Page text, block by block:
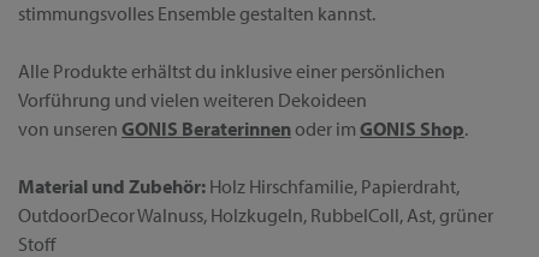
stimmungsvolles Ensemble gestalten kannst.
Alle Produkte erhältst du inklusive einer persönlichen
Vorführung und vielen weiteren Dekoideen
von unseren GONIS Beraterinnenoder im GONIS Shop.
Material und Zubehör: Holz Hirschfamilie, Papierdraht,
OutdoorDecor Walnuss, Holzkugeln, RubbelColl, Ast, grüner
Stoff